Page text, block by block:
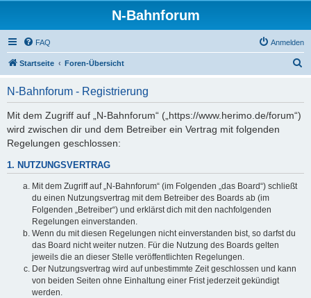
N-Bahnforum
FAQ Anmelden
Startseite Foren-Übersicht
N-Bahnforum - Registrierung
Mit dem Zugriff auf „N-Bahnforum“ („https://www.herimo.de/forum“)
wird zwischen dir und dem Betreiber ein Vertrag mit folgenden
Regelungen geschlossen:
1. NUTZUNGSVERTRAG
Mit dem Zugriff auf „N-Bahnforum“ (im Folgenden „das Board“) schließt
du einen Nutzungsvertrag mit dem Betreiber des Boards ab (im
Folgenden „Betreiber“) und erklärst dich mit den nachfolgenden
Regelungen einverstanden.
Wenn du mit diesen Regelungen nicht einverstanden bist, so darfst du
das Board nicht weiter nutzen. Für die Nutzung des Boards gelten
jeweils die an dieser Stelle veröffentlichten Regelungen.
Der Nutzungsvertrag wird auf unbestimmte Zeit geschlossen und kann
von beiden Seiten ohne Einhaltung einer Frist jederzeit gekündigt
werden.